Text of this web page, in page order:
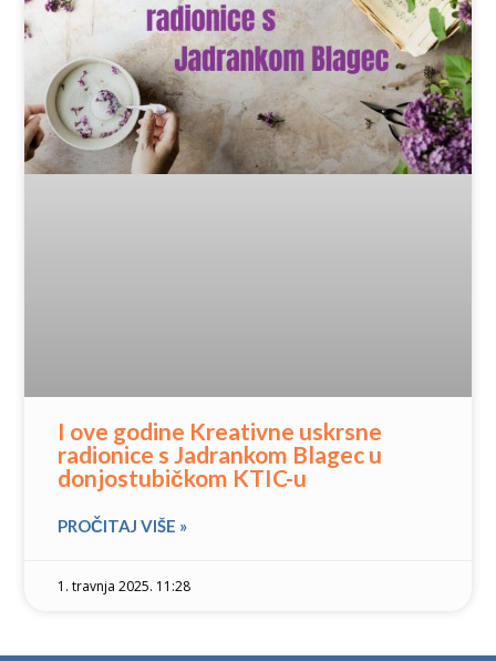
I ove godine Kreativne uskrsne
radionice s Jadrankom Blagec u
donjostubičkom KTIC-u
PROČITAJ VIŠE »
1. travnja 2025. 11:28